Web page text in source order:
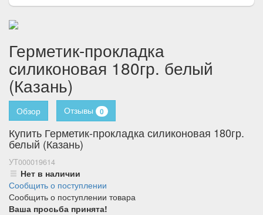
Герметик-прокладка
силиконовая 180гр. белый
(Казань)
Обзор Отзывы 0
Купить Герметик-прокладка силиконовая 180гр.
белый (Казань)
УТ000019614
Нет в наличии
Сообщить о поступлении
Сообщить о поступлении товара
Ваша просьба принята!